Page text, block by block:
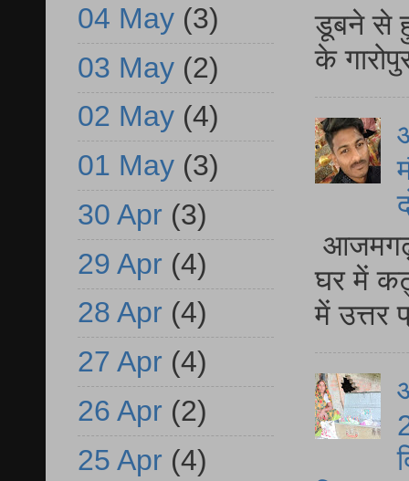
डूबने से
के
घर में
में
04 May (3)
03 May (2)
02 May (4)
01 May (3)
30 Apr (3)
29 Apr (4)
28 Apr (4)
27 Apr (4)
26 Apr (2)
25 Apr (4)